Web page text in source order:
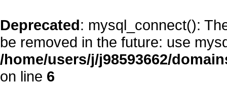
Deprecated: mysql_connect():
be removed in the future: use
/home/users/j/j98593662/
on line 6